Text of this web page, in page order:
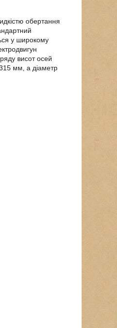
обертання
у широкому
висот осей
мм, а діаметр